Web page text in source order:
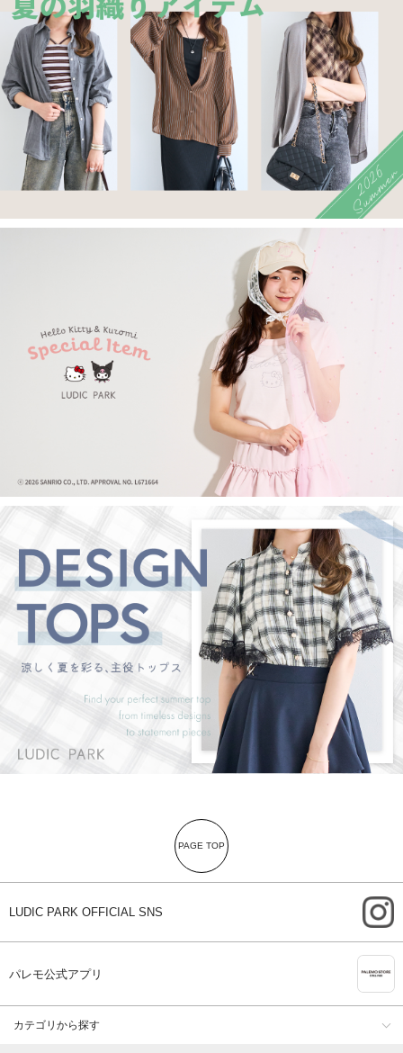
PAGE TOP
LUDIC PARK OFFICIAL SNS
パレモ公式アプリ
カテゴリから探す